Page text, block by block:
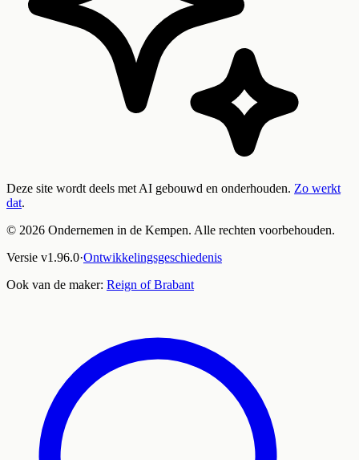
Deze site wordt deels met AI gebouwd en onderhouden. Zo werkt
dat.
© 2026 Ondernemen in de Kempen. Alle rechten voorbehouden.
Versie v1.96.0·Ontwikkelingsgeschiedenis
Ook van de maker: Reign of Brabant